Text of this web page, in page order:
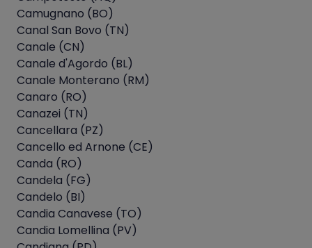
Camugnano (BO)
Canal San Bovo (TN)
Canale (CN)
Canale d'Agordo (BL)
Canale Monterano (RM)
Canaro (RO)
Canazei (TN)
Cancellara (PZ)
Cancello ed Arnone (CE)
Canda (RO)
Candela (FG)
Candelo (BI)
Candia Canavese (TO)
Candia Lomellina (PV)